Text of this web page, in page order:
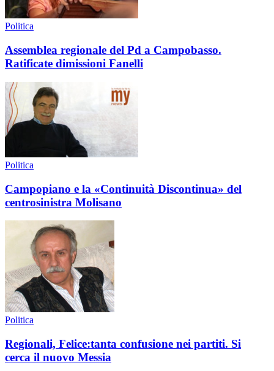
Politica
Assemblea regionale del Pd a Campobasso.
Ratificate dimissioni Fanelli
Politica
Campopiano e la «Continuità Discontinua» del
centrosinistra Molisano
Politica
Regionali, Felice:tanta confusione nei partiti. Si
cerca il nuovo Messia